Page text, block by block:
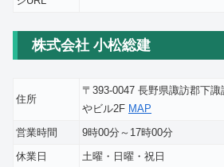
株式会社 小松総建
住所
〒393-0047 長野県諏訪郡下
やビル2F MAP
営業時間
9時00分～17時00分
休業日
土曜・日曜・祝日